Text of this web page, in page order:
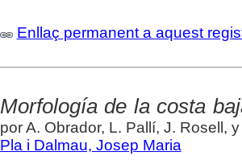
Enllaç permanent a aquest
Morfología de la costa
por A. Obrador, L. Pallí, J. Rosell,
Pla i Dalmau, Josep Maria